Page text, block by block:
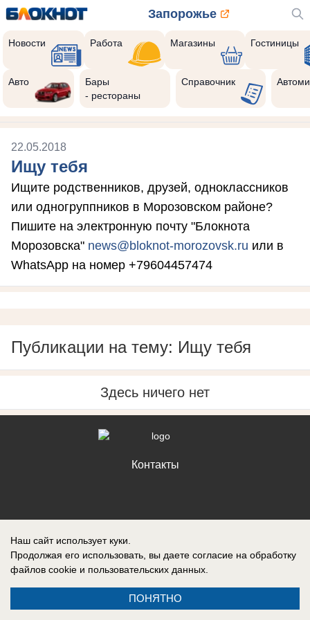
Запорожье
Новости Работа Магазины Гостиницы
Авто
Бары
- рестораны
Справочник
22.05.2018
Ищу тебя
Ищите родственников, друзей, одноклассников
или одногруппников в Морозовском районе?
Пишите на электронную почту "Блокнота
Морозовска" news@bloknot-morozovsk.ru или в
WhatsApp на номер +79604457474
Публикации на тему: Ищу тебя
Здесь ничего нет
Контакты
Запись о регистрации СМИ: Эл № ФС77-88610, выдано Федеральной
службой по надзору в сфере связи, информационных технологий и
массовых коммуникаций (Роскомнадзор) 05 ноября 2024 г.
Наш сайт использует куки.
Продолжая его использовать, вы даете согласие на обработку
файлов cookie и пользовательских данных.
ПОНЯТНО